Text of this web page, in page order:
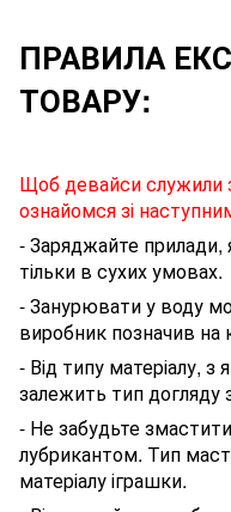
ПРАВИЛА
ТОВАРУ:
Щоб девайси служили
ознайомся зі
- Заряджайте прилади,
тільки в сухих умовах.
- Занурювати у воду
виробник позначив на
- Від типу матеріалу, з
залежить тип догляду
- Не забудьте
лубрикантом. Тип
матеріалуіграшки.